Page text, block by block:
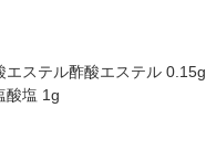
エステル酢酸エステル 0.15g
酸塩 1g